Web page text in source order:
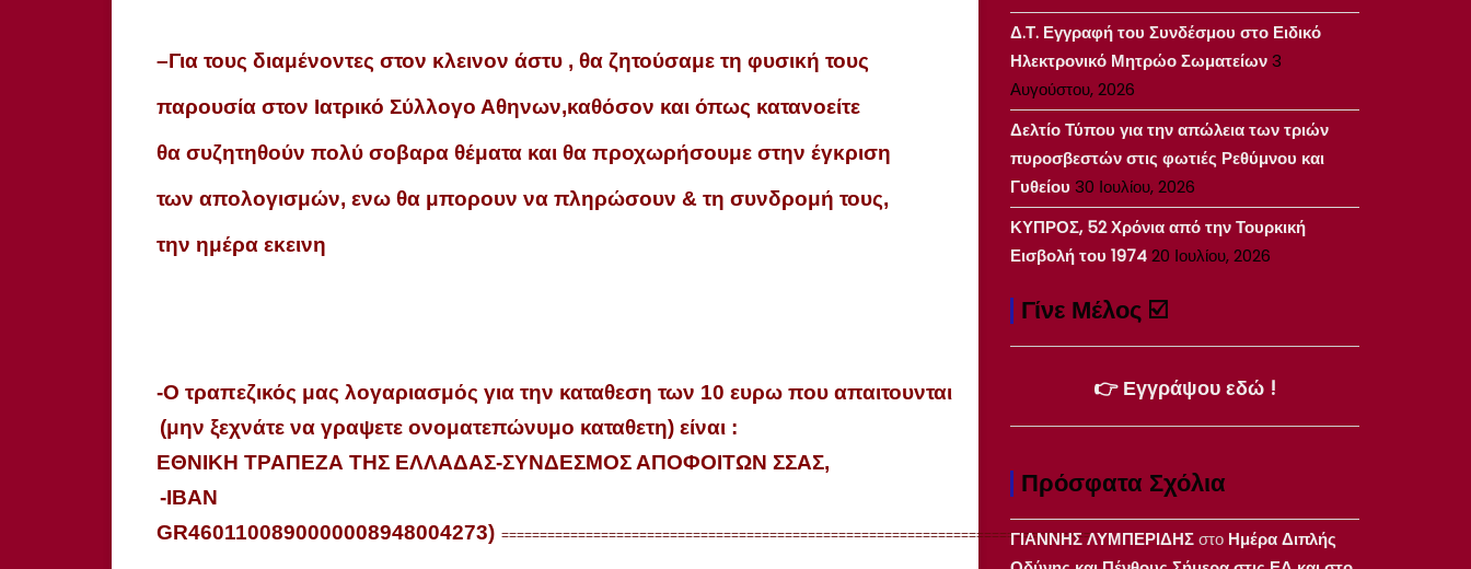
–Για τους διαμένοντες στον κλεινον άστυ , θα ζητούσαμε τη φυσική τους
παρουσία στον Ιατρικό Σύλλογο Αθηνων,καθόσον και όπως κατανοείτε
θα συζητηθούν πολύ σοβαρα θέματα και θα προχωρήσουμε στην έγκριση
των απολογισμών, ενω θα μπορουν να πληρώσουν & τη συνδρομή τους,
την ημέρα εκεινη
-O τραπεζικός μας λογαριασμός για την καταθεση των 10 ευρω που απαιτουνται
(μην ξεχνάτε να γραψετε ονοματεπώνυμο καταθετη) είναι :
ΕΘΝΙΚΗ ΤΡΑΠΕΖΑ ΤΗΣ ΕΛΛΑΔΑΣ-ΣΥΝΔΕΣΜΟΣ ΑΠΟΦΟΙΤΩΝ ΣΣΑΣ,
-IBAN
GR4601100890000008948004273) =============================================================================
Δ.Τ. Εγγραφή του Συνδέσμου στο Ειδικό
Ηλεκτρονικό Μητρώο Σωματείων3
Αυγούστου, 2026
Δελτίο Τύπου για την απώλεια των τριών
πυροσβεστών στις φωτιές Ρεθύμνου και
Γυθείου 30 Ιουλίου, 2026
ΚΥΠΡΟΣ, 52 Χρόνια από την Τουρκική
Εισβολή του 197420 Ιουλίου, 2026
Γίνε Μέλος ☑️
👉 Εγγράψου εδώ !
Πρόσφατα Σχόλια
ΓΙΑΝΝΗΣ ΛΥΜΠΕΡΙΔΗΣστο Ημέρα Διπλής